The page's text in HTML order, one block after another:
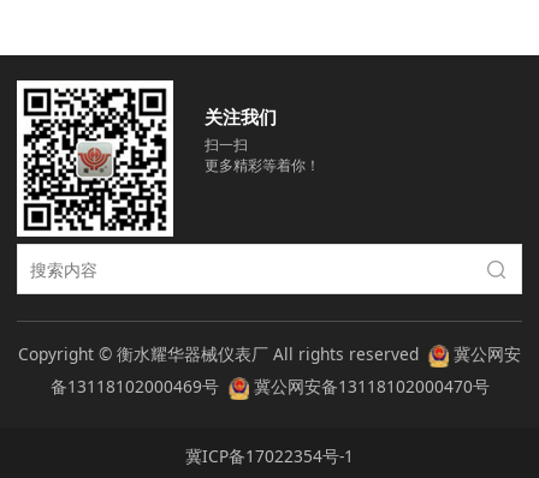
关注我们
扫一扫
更多精彩等着你！
Copyright © 衡水耀华器械仪表厂 All rights reserved
冀公网安
备13118102000469号
冀公网安备13118102000470号
冀ICP备17022354号-1